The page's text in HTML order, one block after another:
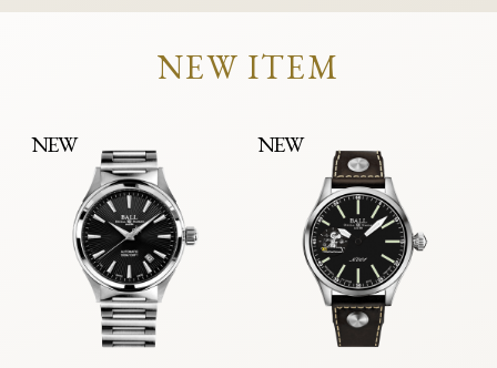
NEW ITEM
NEW NEW